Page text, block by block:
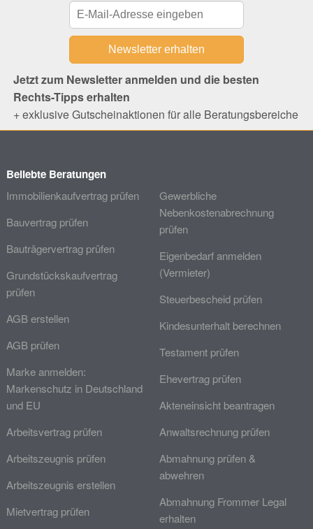
Jetzt zum Newsletter anmelden und die besten
Rechts-Tipps erhalten
+ exklusive Gutscheinaktionen für alle Beratungsbereiche
Beliebte Beratungen
Immobilienkaufvertrag prüfen
Bauvertrag prüfen
Bauträgervertrag prüfen
Grundstückskaufvertrag
prüfen
AGB erstellen
AGB prüfen
Marke anmelden:
Markenschutz in Deutschland
und EU
Arbeitsvertrag prüfen
Arbeitszeugnis prüfen
Arbeitszeugnis erstellen
Mietvertrag prüfen
Gewerbliche
Nebenkostenabrechnung
prüfen
Eigenbedarf anmelden
(Vermieter)
Steuerbescheid prüfen
Kindesunterhalt berechnen
Testament prüfen
Ehevertrag prüfen
Akteneinsicht beantragen
Anwaltsrechnung prüfen
Abmahnung prüfen &
abwehren
Abmahnung Frommer Legal
erhalten